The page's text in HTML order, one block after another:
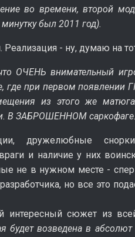
во времени, второй
был 2011 год).
- ну, думаю на
ОЧЕНЬ внимательный
где при первом появлении
из этого же
В ЗАБРОШЕННОМ саркофаге.
дружелюбные
и наличие у них
не в нужном месте -
но все это
интересный сюжет из
будет возведена в